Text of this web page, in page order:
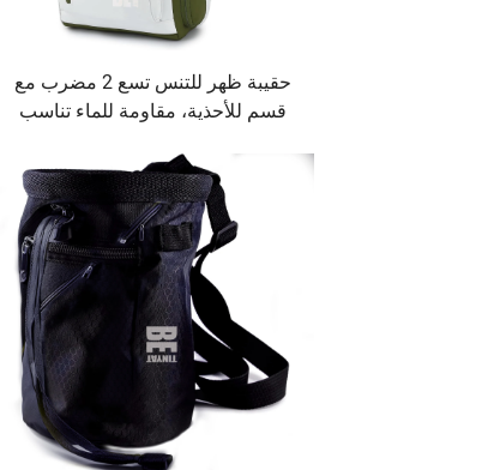
حقيبة ظهر للتنس تسع 2 مضرب مع
قسم للأحذية، مقاومة للماء تناسب